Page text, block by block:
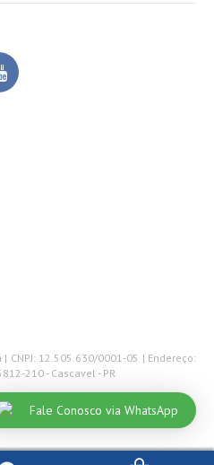
CNPJ: 12.505.630/0001-05 | Endereço:
210 - Cascavel - PR
Fale Conosco via WhatsApp